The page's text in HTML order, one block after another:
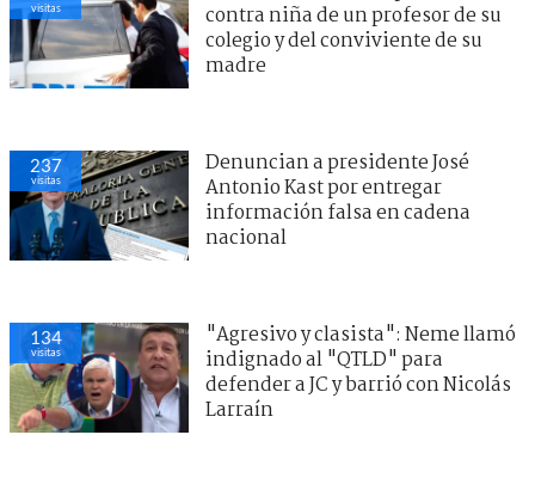
visitas
contra niña de un profesor de su
colegio y del conviviente de su
madre
237
visitas
Denuncian a presidente José
Antonio Kast por entregar
información falsa en cadena
nacional
134
visitas
"Agresivo y clasista": Neme llamó
indignado al "QTLD" para
defender a JC y barrió con Nicolás
Larraín